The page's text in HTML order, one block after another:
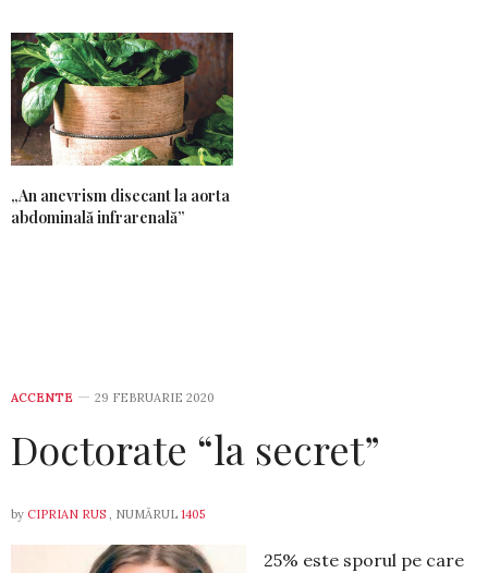
„An anevrism disecant la aorta
abdominală infrarenală”
ACCENTE 29 FEBRUARIE 2020
Doctorate “la secret”
by CIPRIAN RUS , NUMĂRUL 1405
25% este sporul pe care